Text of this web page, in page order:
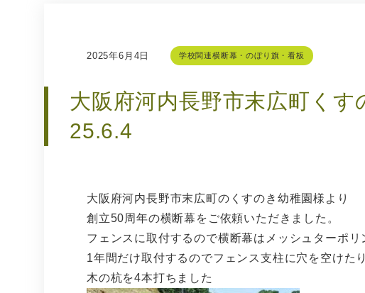
2025年6月4日 学校関連横断幕・のぼり旗・看板
大阪府河内長野市末広町 く
25.6.4
大阪府河内長野市末広町のくすのき幼稚園様より
創立50周年の横断幕をご依頼いただきました。
フェンスに取付するので横断幕はメッシュターポリ
1年間だけ取付するのでフェンス支柱に穴を空けた
木の杭を4本打ちました